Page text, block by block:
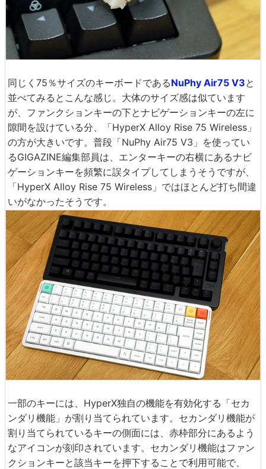
同じく75％サイズのキーボードであるNuPhy Air75 V3と
並べてみるとこんな感じ。大体のサイズ感は似ています
が、ファンクションキーの下とナビゲーションキーの左に
隙間を設けている分、「HyperX Alloy Rise 75 Wireless」
の方が大きいです。普段「NuPhy Air75 V3」を使ってい
るGIGAZINE編集部員は、エンターキーの右横にあるナビ
ゲーションキーを頻繁に誤タイプしてしまうそうですが、
「HyperX Alloy Rise 75 Wireless」ではほとんど打ち間違
いがなかったそうです。
一部のキーには、HyperX独自の機能を有効化する「セカ
ンダリ機能」が割り当てられています。セカンダリ機能が
割り当てられているキーの側面には、赤枠部分にあるよう
なアイコンが刻印されています。セカンダリ機能はファン
クションキーと該当キーを押下することで利用可能で、